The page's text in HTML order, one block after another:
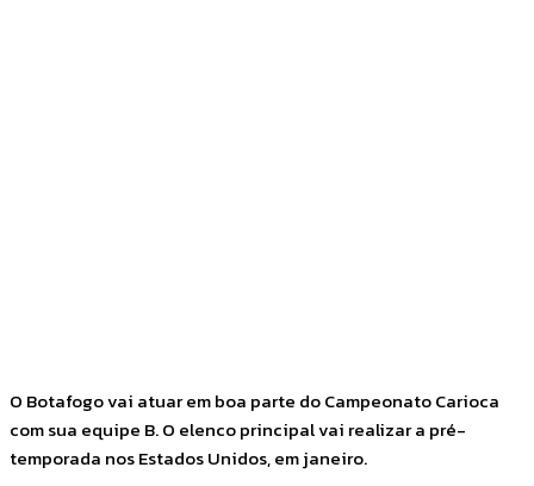
O Botafogo vai atuar em boa parte do Campeonato Carioca
com sua equipe B. O elenco principal vai realizar a pré-
temporada nos Estados Unidos, em janeiro.